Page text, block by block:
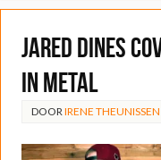
Jared Dines
in metal
DOOR IRENE THEUNISSEN